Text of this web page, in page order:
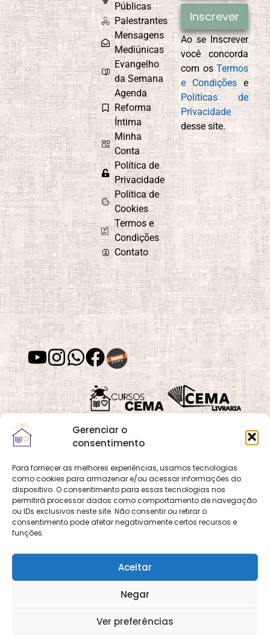
Gerenciar o
consentimento
Para fornecer as melhores experiências, usamos tecnologias
como cookies para armazenar e/ou acessar informações do
dispositivo. O consentimento para essas tecnologias nos
permitirá processar dados como comportamento de navegação
ou IDs exclusivos neste site. Não consentir ou retirar o
consentimento pode afetar negativamente certos recursos e
funções.
Aceitar
Negar
Ver preferências
Públicas
Palestrantes
Mensagens
Mediúnicas
Evangelho
da Semana
Agenda
Reforma
Íntima
Minha
Conta
Política de
Privacidade
Política de
Cookies
Termos e
Condições
Contato
Inscrever
Ao se Inscrever
você concorda
com osTermos
e Condições e
Políticas de
Privacidade
desse site.
Quadra 02, Lote 16,
Vila Vicentina,
Planaltina, Brasília-
DF. CEP 73.320-140
CNPJ: 01.600.089/0001-
DECOM - A Voz do
CEMA nas Redes!
OCemaneté um site
que pertence e é gerido
pelo CEMA, assim